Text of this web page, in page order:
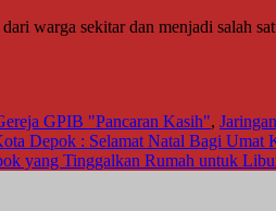
warga sekitar dan menjadi salah
GPIB "Pancaran Kasih",
Depok : Selamat Natal Bagi Umat
yang Tinggalkan Rumah untuk